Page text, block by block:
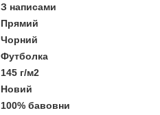
З написами
Прямий
Чорний
Футболка
145 г/м2
Новий
100% бавовни